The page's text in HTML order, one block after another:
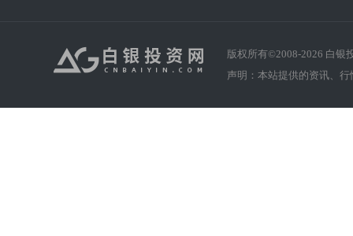
版权所有©2008-2026 白银
声明：本站提供的资讯、